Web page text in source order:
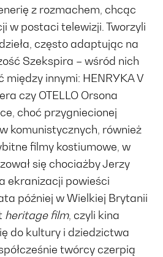
z rozmachem, chcąc
w postaci telewizji. Tworzyli
często adaptując na
Szekspira – wśród nich
między innymi: HENRYKA V
czy OTELLO Orsona
choć przygniecionej
komunistycznych, również
filmy kostiumowe, w
się chociażby Jerzy
ekranizacji powieści
później w Wielkiej Brytanii
heritage film, czyli kina
do kultury i dziedzictwa
twórcy czerpią